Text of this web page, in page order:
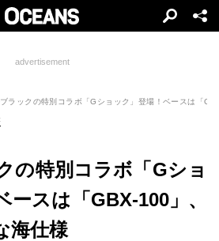
advertisement
ラックの特別コラボ「Gショック」登場！ベースは「
の特別コラボ「Gショ
ースは「GBX-100」、
海仕様